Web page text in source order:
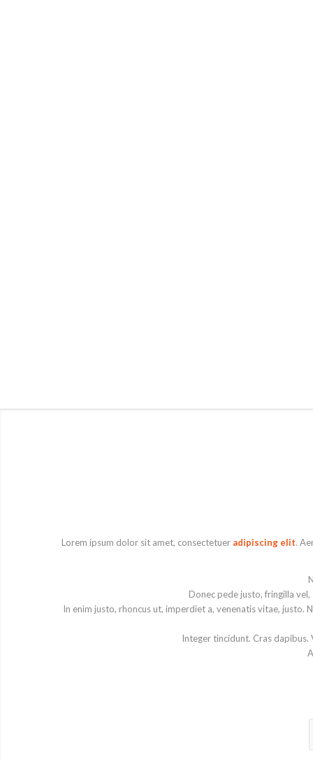
Lorem ipsum dolor sit amet, consectetuer adipiscing elit.
Donec pede justo, fringilla
In enim justo, rhoncus ut, imperdiet a, venenatis vitae, justo.
Integer tincidunt. Cras dapibus.